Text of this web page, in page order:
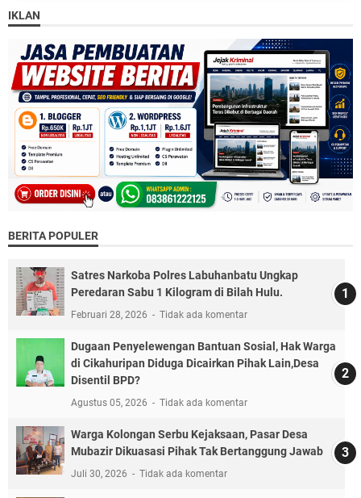
IKLAN
BERITA POPULER
Satres Narkoba Polres Labuhanbatu Ungkap
Peredaran Sabu 1 Kilogram di Bilah Hulu.
Februari 28, 2026 Tidak ada komentar
Dugaan Penyelewengan Bantuan Sosial, Hak Warga
di Cikahuripan Diduga Dicairkan Pihak Lain,Desa
Disentil BPD?
Agustus 05, 2026 Tidak ada komentar
Warga Kolongan Serbu Kejaksaan, Pasar Desa
Mubazir Dikuasasi Pihak Tak Bertanggung Jawab
Juli 30, 2026 Tidak ada komentar